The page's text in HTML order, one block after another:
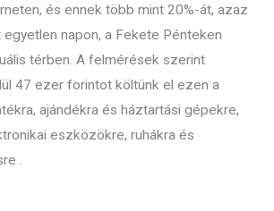
és ennek több mint 20%-át, azaz
napon, a Fekete Pénteken
térben. A felmérések szerint
47 ezer forintot költünk el ezen a
ajándékra és háztartási gépekre,
eszközökre, ruhákra és
.